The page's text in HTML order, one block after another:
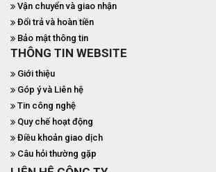
Vận chuyển và giao nhận
Đổi trả và hoàn tiền
Bảo mật thông tin
THÔNG TIN WEBSITE
Giới thiệu
Góp ý và Liên hệ
Tin công nghệ
Quy chế hoạt động
Điều khoản giao dịch
Câu hỏi thường gặp